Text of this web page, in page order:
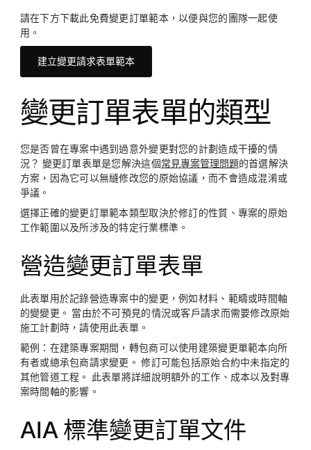
請在下方下載此免費變更訂單範本，以便與您的團隊一起使
用。
建立變更請求表單範本
變更訂單表單的類型
您是否曾在專案中遇到過意外變更對您的計劃造成干擾的情
況？ 變更訂單表單是您解決這個常見專案管理問題的首選解決
方案，因為它可以無縫修改您的原始協議，而不會造成混淆或
爭議。
選擇正確的變更訂單範本類型取決於修訂的性質、專案的原始
工作範圍以及所涉及的特定行業標準。
營造變更訂單表單
此表單用於記錄營造專案中的變更，例如材料、範疇或時間軸
的變變更。 當由於不可預見的情況或客戶請求而需要修改原始
施工計劃時，請使用此表單。
範例： 在建築專案期間，轉包商可以使用建築變更單範本向所
有者或總承包商請求變更。 修訂可能包括原始合約中未指定的
其他管道工程。 此表單將詳細說明額外的工作、成本以及對專
案時間軸的影響。
AIA 標準變更訂單文件